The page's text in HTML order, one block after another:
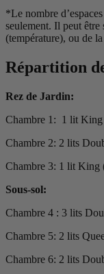
*Le nombre
seulement. Il peut être
(température), ou de
Répartition
Rez de Jardin:
Chambre 1: 1 lit King
Chambre 2: 2 lits
Chambre 3: 1 lit King
Sous-sol:
Chambre 4 : 3 lits
Chambre 5: 2 lits
Chambre 6: 2 lits